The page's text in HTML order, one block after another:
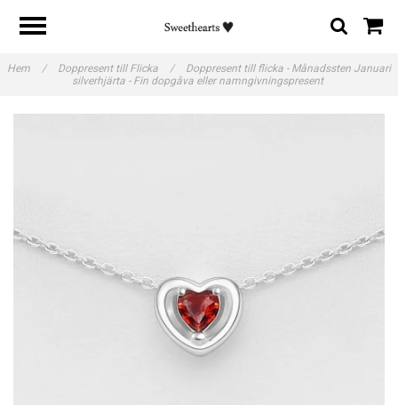
Hem / Doppresent till Flicka /
Doppresent till flicka - Månadssten Januari
silverhjärta - Fin dopgåva eller namngivningspresent